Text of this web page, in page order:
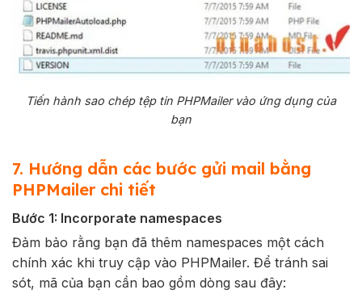
Tiến hành sao chép tệp tin PHPMailer vào ứng dụng của
bạn
7. Hướng dẫn các bước gửi mail bằng
PHPMailer chi tiết
Bước 1: Incorporate namespaces
Đảm bảo rằng bạn đã thêm namespaces một cách
chính xác khi truy cập vào PHPMailer. Để tránh sai
sót, mã của bạn cần bao gồm dòng sau đây: